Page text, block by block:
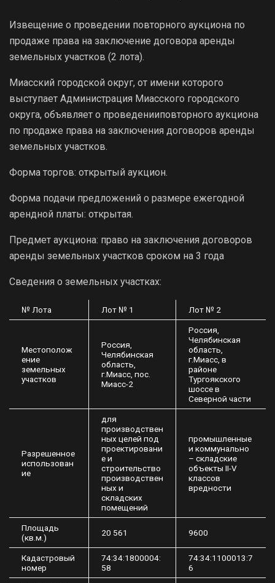
Извещение о проведении повторного аукциона по
продаже права на заключение договора аренды
земельных участков (2 лота).
Миасский городской округ, от имени которого
выступает Администрация Миасского городского
округа, объявляет о проведенииповторного аукциона
по продаже права на заключения договоров аренды
земельных участков.
Форма торгов: открытый аукцион.
Форма подачи предложений о размере ежегодной
арендной платы: открытая.
Предмет аукциона: право на заключения договоров
аренды земельных участков сроком на 3 года
Сведения о земельных участках:
№ Лота Лот № 1 Лот № 2
Местополож
ение
земельных
участков
Россия,
Челябинская
область,
г.Миасс, пос.
Миасс-2
Россия,
Челябинская
область,
г.Миасс, в
районе
Тургоякского
шоссе в
Северной части
Разрешенное
использован
ие
для
производствен
ных целей под
проектировани
е и
строительство
производствен
ных и
складских
помещений
промышленные
и коммунально
– складские
объекты II-V
классов
вредности
Площадь
(кв.м.)
20 561 9600
Кадастровый
номер
74:34:1800004:
58
74:34:1100013:7
6